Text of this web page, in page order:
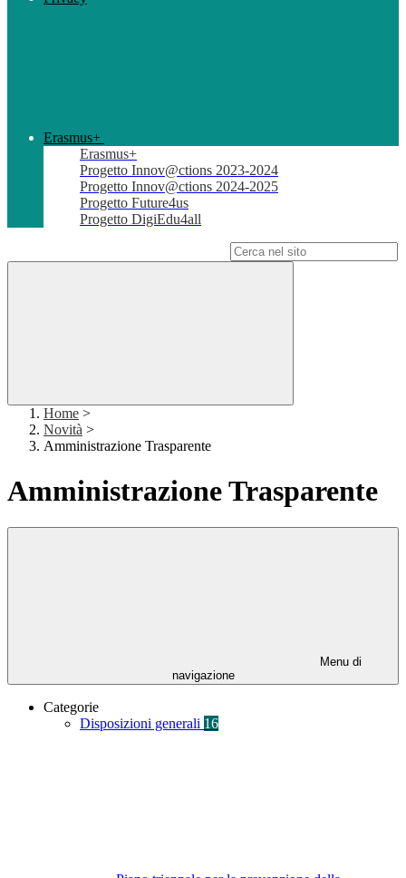
Erasmus+
Erasmus+
Progetto Innov@ctions 2023-2024
Progetto Innov@ctions 2024-2025
Progetto Future4us
Progetto DigiEdu4all
Home >
Novità >
Amministrazione Trasparente
Amministrazione Trasparente
Menu di
navigazione
Categorie
Disposizioni generali 16